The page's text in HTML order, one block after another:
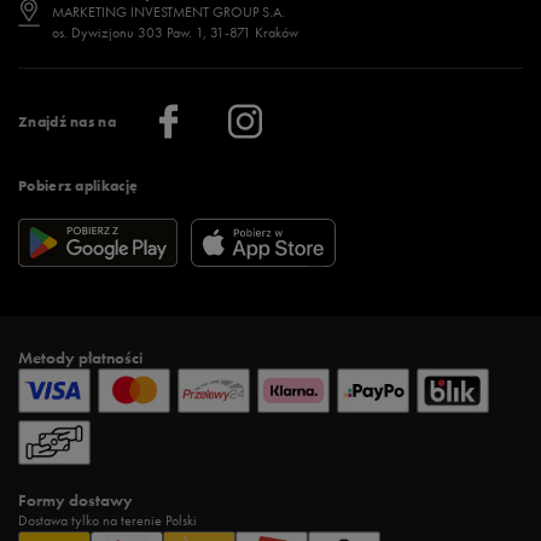
Znajdź nas na
Pobierz aplikację
Regulamin sklepu 50 style
Regulamin aplikacji 50 style
Więcej regulaminów >
Więcej >
Klub 50 style
Praca
Informacje o firmie
MARKETING INVESTMENT GROUP S.A.
os. Dywizjonu 303 Paw. 1, 31-871 Kraków
Metody płatności
Formy dostawy
Dostawa tylko na terenie Polski